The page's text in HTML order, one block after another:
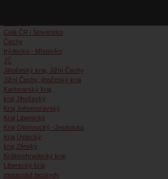
Celá ČR i Slovensko
Čechy
frýdecko - Místecko
JČ
Jihočeský kraj, Jižní Čechy
Jižní Čechy, jihočeský kraj
Karlovarský kraj
kraj Jihočeský
Kraj Johomoravský
Kraj Liberecký
Kraj Olomoucký -Jesenicko
Kraj Ústecký
kraj Zlínský
Královehradecký kraj
Liberecký kraj
moravské beskydy